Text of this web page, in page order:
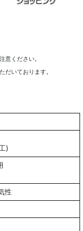
意ください。
だいております。
)
性